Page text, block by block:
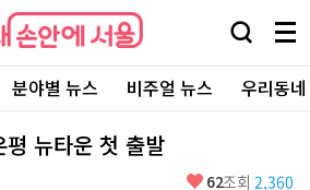
검
창
열
기
메
뉴
전
체
보
분야별 뉴스 비주얼 뉴스 우리동
뉴타운 첫 출발
좋
62조회 2,360